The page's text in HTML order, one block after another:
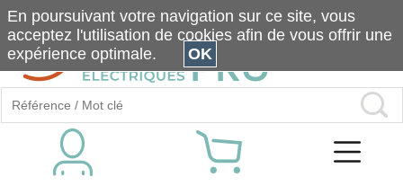
En poursuivant votre navigation sur ce site, vous
acceptez l'utilisation de cookies afin de vous offrir une
expérience optimale.
OK